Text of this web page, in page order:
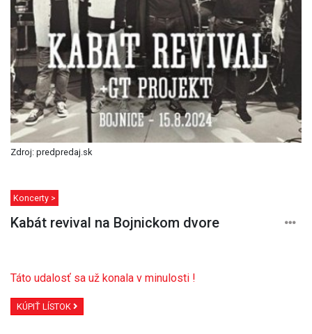
Zdroj: predpredaj.sk
Koncerty >
Kabát revival na Bojnickom dvore
Táto udalosť sa už konala v minulosti !
KÚPIŤ LÍSTOK